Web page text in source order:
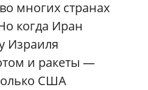
многих странах
когда Иран
Израиля
и ракеты —
США